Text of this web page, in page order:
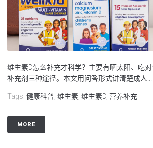
维生素D怎么补充才科学？主要有晒太阳、吃
补充剂三种途径。本文用问答形式讲清楚成人...
Tags: 健康科普, 维生素, 维生素D, 营养补充
MORE